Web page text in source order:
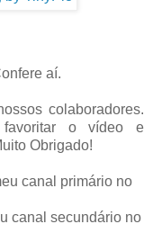
aí.
colaboradores.
o vídeo e
Obrigado!
canal primário no
canal secundário no